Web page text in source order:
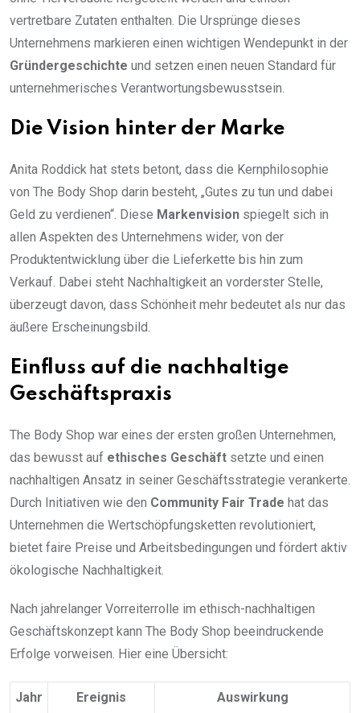
vertretbare Zutaten enthalten. Die Ursprünge dieses
Unternehmens markieren einen wichtigen Wendepunkt in der
Gründergeschichte und setzen einen neuen Standard für
unternehmerisches Verantwortungsbewusstsein.
Die Vision hinter der Marke
Anita Roddick hat stets betont, dass die Kernphilosophie
von The Body Shop darin besteht, „Gutes zu tun und dabei
Geld zu verdienen“. Diese Markenvision spiegelt sich in
allen Aspekten des Unternehmens wider, von der
Produktentwicklung über die Lieferkette bis hin zum
Verkauf. Dabei steht Nachhaltigkeit an vorderster Stelle,
überzeugt davon, dass Schönheit mehr bedeutet als nur das
äußere Erscheinungsbild.
Einfluss auf die nachhaltige
Geschäftspraxis
The Body Shop war eines der ersten großen Unternehmen,
das bewusst auf ethisches Geschäft setzte und einen
nachhaltigen Ansatz in seiner Geschäftsstrategie verankerte.
Durch Initiativen wie den Community Fair Trade hat das
Unternehmen die Wertschöpfungsketten revolutioniert,
bietet faire Preise und Arbeitsbedingungen und fördert aktiv
ökologische Nachhaltigkeit.
Nach jahrelanger Vorreiterrolle im ethisch-nachhaltigen
Geschäftskonzept kann The Body Shop beeindruckende
Erfolge vorweisen. Hier eine Übersicht:
Jahr Ereignis Auswirkung